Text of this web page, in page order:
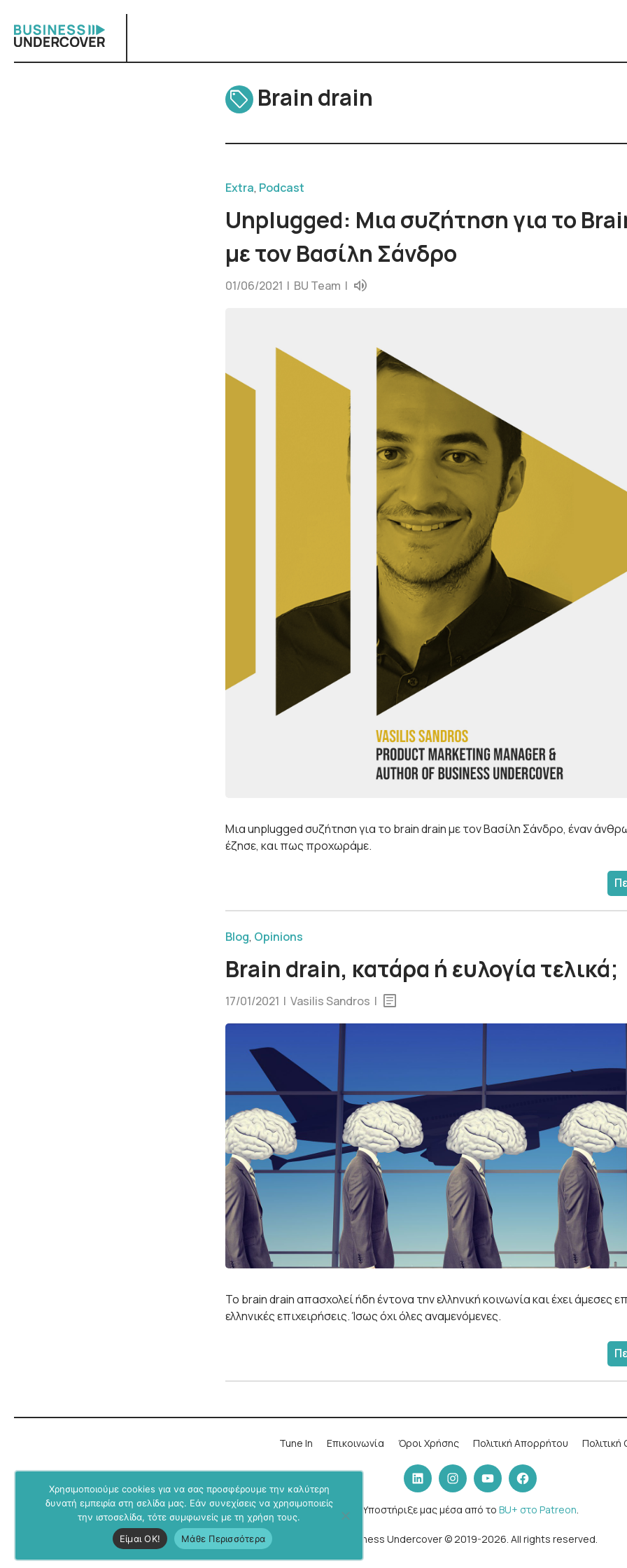
content
Brain drain
Extra, Podcast
Unplugged: Μια συζήτηση για το
με τον Βασίλη Σάνδρο
01/06/2021 | BU Team |
Μια unplugged συζήτηση για το brain drain με τον Βασίλη Σάνδρο, έναν
έζησε, και πως προχωράμε.
Blog, Opinions
Brain drain, κατάρα ή ευλογία τελικά;
17/01/2021 | Vasilis Sandros |
Το brain drain απασχολεί ήδη έντονα την ελληνική κοινωνία και έχει άμεσες
ελληνικές επιχειρήσεις. Ίσως όχι όλες αναμενόμενες.
Tune In Επικοινωνία Όροι Χρήσης Πολιτική Απορρήτου
LinkedInInstagramYouTubeFacebook
Υποστήριξε μας μέσα από το BU+ στο Patreon.
Business Undercover © 2019-2026. All rights reserved.
Χρησιμοποιούμε cookies για να σας προσφέρουμε την καλύτερη
δυνατή εμπειρία στη σελίδα μας. Εάν συνεχίσεις να χρησιμοποιείς
την ιστοσελίδα, τότε συμφωνείς με τη χρήση τους.
Είμαι ΟΚ!
Μάθε Περισσότερα